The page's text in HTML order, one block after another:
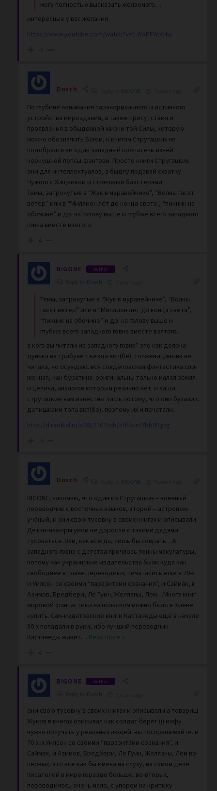
могу полностью высказать желаемого…
интересные у вас желания
https://www.youtube.com/watch?v=1JYkPFYcKHw
-6
Dosch BIGONE
По глубине понимания паранормального и истинного
устройства мироздания, а также присутствия и
проявления в обыденной жизни той Силы, которую
можно обозначить Богом, к книгам Стругацких не
подобрался ни один западный кропатель ихней
чернушной попсы-фэнтэзи. Просто книги Стругацких –
они для интеллектуалов, а быдлу подавай схватку
Чужого с Хищником и стрелялки бластерами.
Темы, затронутые в “Жук в муравейнике”, “Волны гасят
ветер” или в “Миллион лет до конца света”, “пикник на
обочине” и др. на голову выше и глубже всего западного
говна вместе взятого.
4
BIGONE Author
Dosch
Темы, затронутые в “Жук в муравейнике”, “Волны
гасят ветер” или в “Миллион лет до конца света”,
“пикник на обочине” и др. на голову выше и
глубже всего западного говна вместе взятого.
а кого вы читали из западного говна? это как доярка
дунька на трибуне съезда вкп(бе): солженицинына не
читала, но осуждаю. вся совдеповская фантастика спи-
женная, как буратина. оригинальны только малая земля
и целина, аналогов которым реально нет. и ваши
стругацкие вам известны лишь потому, что они бухали с
детишками топа вкп(бе), поэтому их и печатали.
http://d.radikal.ru/d36/2107/db/c0f4cef7bb99.jpg
-4
Dosch BIGONE
BIGONE, напомню, что один из Стругацких – военный
переводчик с восточных языков, второй – астроном-
учёный, и они свою тусовку в своих книгах и описывали.
Детки-мажоры умом не доросли с такими дядями
тусоваться. Вам, как всегда, лишь бы соврать…А
западного говна с детства прочлось тонны макулатуры,
потому как украинские издательства были куда как
свободнее в плане переводики, печатались ещё в 70-х
и Уилсон со своими “паразитами сознания”, и Саймак, и
Азимов, Бредбери, Ле Гуин, Желязны, Лем…Много книг
мировой фантастики на польском можно было в Киеве
купить. Сам-издатовские книги Кастанеды ещё в начале
80-х попадали в руки, ибо лучший переводчик
Кастанеды живёт… Read more »
4
BIGONE Author
Dosch
они свою тусовку в своих книгах и описывали а товарищ
Жуков в книгах описывал как солдат берег ))) инфу
нужно получать у реальных людей. вы поспрашивайте. в
70-х и Уилсон со своими “паразитами сознания”, и
Саймак, и Азимов, Бредбери, Ле Гуин, Желязны, Лем во-
первых, это все как бы имена на слуху, на самом деле
писателей в мире гораздо больше. во-вторых,
переводилось очень мало, с упором на критику